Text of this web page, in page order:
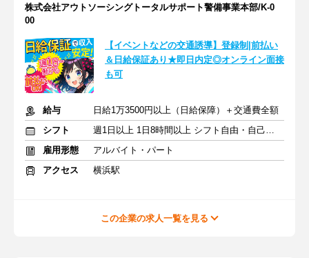
株式会社アウトソーシングトータルサポート警備事業本部/K-0
00
【イベントなどの交通誘導】登録制|前払い
＆日給保証あり★即日内定◎オンライン面接
も可
給与
日給1万3500円以上（日給保障）＋交通費全額
シフト
週1日以上 1日8時間以上 シフト自由・自己申告
雇用形態
アルバイト・パート
アクセス
横浜駅
この企業の求人一覧を見る